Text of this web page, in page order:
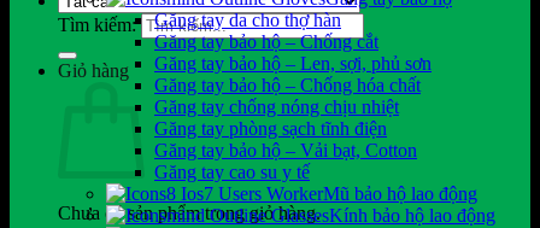
Tìm kiếm:
Giỏ hàng
Chưa có sản phẩm trong giỏ hàng.
Găng tay da cho thợ hàn
Găng tay bảo hộ – Chống cắt
Găng tay bảo hộ – Len, sợi, phủ sơn
Găng tay bảo hộ – Chống hóa chất
Găng tay chống nóng chịu nhiệt
Găng tay phòng sạch tĩnh điện
Găng tay bảo hộ – Vải bạt, Cotton
Găng tay cao su y tế
Mũ bảo hộ lao động
Kính bảo hộ lao động